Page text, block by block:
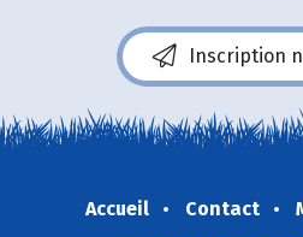
Inscription
Accueil Contact